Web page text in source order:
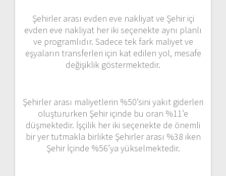
Şehirler arası evden eve nakliyat ve Şehir içi
evden eve nakliyat her iki seçenekte aynı planlı
ve programlıdır. Sadece tek fark maliyet ve
eşyaların transferleri için kat edilen yol, mesafe
değişiklik göstermektedir.
Şehirler arası maliyetlerin %50’sini yakıt giderleri
oluştururken Şehir içinde bu oran %11’e
düşmektedir. İşçilik her iki seçenekte de önemli
bir yer tutmakla birlikte Şehirler arası %38 iken
Şehir İçinde %56’ya yükselmektedir.